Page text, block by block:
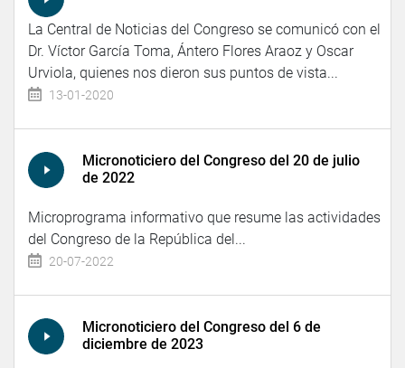
La Central de Noticias del Congreso se comunicó con el
Dr. Víctor García Toma, Ántero Flores Araoz y Oscar
Urviola, quienes nos dieron sus puntos de vista...
13-01-2020
Micronoticiero del Congreso del 20 de julio
de 2022
Microprograma informativo que resume las actividades
del Congreso de la República del...
20-07-2022
Micronoticiero del Congreso del 6 de
diciembre de 2023